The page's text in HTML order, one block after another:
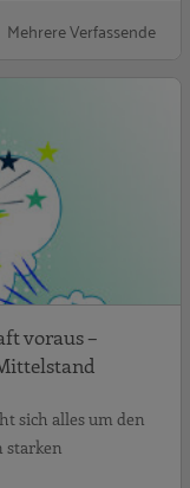
Mehrere Verfassende
voraus –
sich alles um den
starken